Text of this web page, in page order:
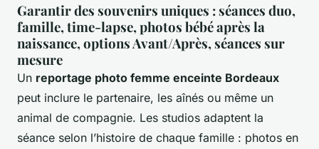
Garantir des souvenirs uniques : séances duo,
famille, time-lapse, photos bébé après la
naissance, options Avant/Après, séances sur
mesure
Un reportage photo femme enceinte Bordeaux
peut inclure le partenaire, les aînés ou même un
animal de compagnie. Les studios adaptent la
séance selon l’histoire de chaque famille : photos en